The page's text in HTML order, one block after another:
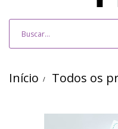
Início Todos os